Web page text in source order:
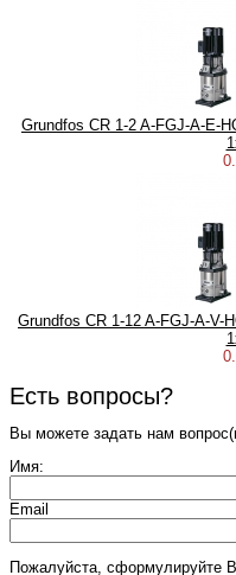
Grundfos CR 1-2 A-FGJ-A-E-
Grundfos CR 1-12 A-FGJ-A-V-
Есть вопросы?
Вы можете задать нам
Имя:
Email
Пожалуйста, сформулируйте